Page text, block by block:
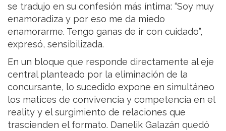
se tradujo en su confesión más íntima: “Soy muy
enamoradiza y por eso me da miedo
enamorarme. Tengo ganas de ir con cuidado”,
expresó, sensibilizada.
En un bloque que responde directamente al eje
central planteado por la eliminación de la
concursante, lo sucedido expone en simultáneo
los matices de convivencia y competencia en el
reality y el surgimiento de relaciones que
trascienden el formato. Danelik Galazán quedó